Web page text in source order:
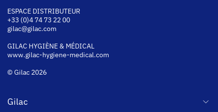
ESPACE DISTRIBUTEUR
+33 (0)4 74 73 22 00
gilac@gilac.com
GILAC HYGIÈNE & MÉDICAL
www.gilac-hygiene-medical.com
© Gilac 2026
Gilac